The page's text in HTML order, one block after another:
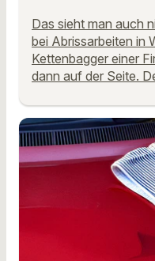
Das sieht man auch
bei Abrissarbeiten in
Kettenbagger einer
dann auf der Seite.